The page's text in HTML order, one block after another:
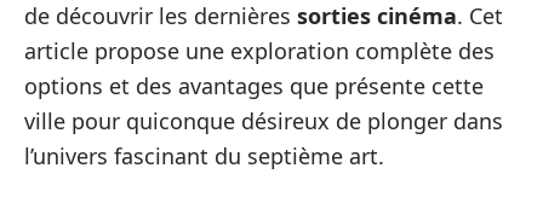
de découvrir les dernières sorties cinéma. Cet
article propose une exploration complète des
options et des avantages que présente cette
ville pour quiconque désireux de plonger dans
l’univers fascinant du septième art.